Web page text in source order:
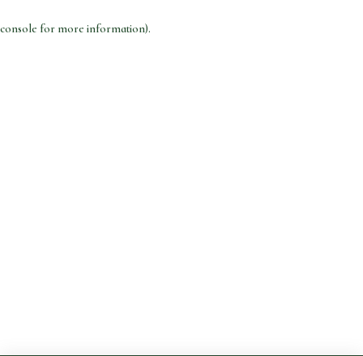
console for more information).